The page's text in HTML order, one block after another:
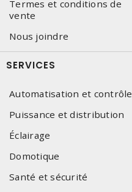
Termes et conditions de
vente
Nous joindre
SERVICES
Automatisation et contrôle
Puissance et distribution
Éclairage
Domotique
Santé et sécurité